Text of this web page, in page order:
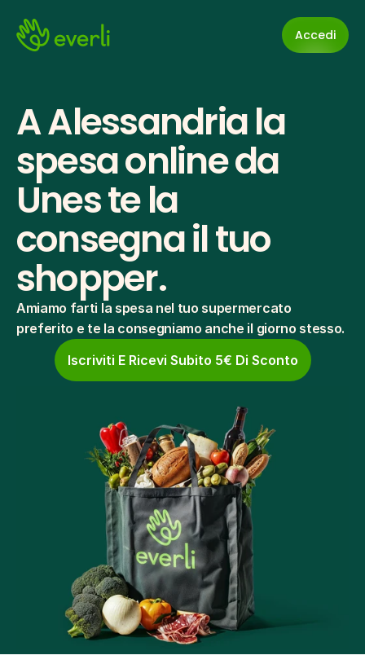
Accedi
A Alessandria la
spesa online da
Unes te la
consegna il tuo
shopper.
Amiamo farti la spesa nel tuo supermercato
preferito e te la consegniamo anche il giorno stesso.
Iscriviti E Ricevi Subito 5€ Di Sconto